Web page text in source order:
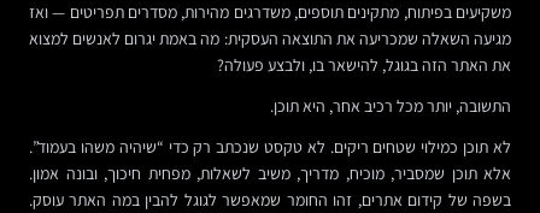
משקיעים בפיתוח, מתקינים תוספים, משדרגים מהירות, מסדרים תפריטים — ואז
מגיעה השאלה שמכריעה את התוצאה העסקית: מה באמת יגרום לאנשים למצוא
את האתר הזה בגוגל, להישאר בו, ולבצע פעולה?
התשובה, יותר מכל רכיב אחר, היא תוכן.
לא תוכן כמילוי שטחים ריקים. לא טקסט שנכתב רק כדי “שיהיה משהו בעמוד”.
אלא תוכן שמסביר, מוכיח, מדריך, משיב לשאלות, מפחית חיכוך, ובונה אמון.
בשפה של קידום אתרים, זהו החומר שמאפשר לגוגל להבין במה האתר עוסק.